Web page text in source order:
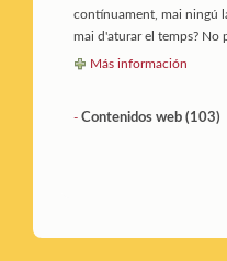
contínuament, mai ningú
mai d'aturar el temps? No
Más información
- Contenidos web (103)